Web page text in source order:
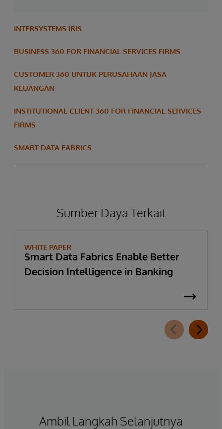
INTERSYSTEMS IRIS
BUSINESS 360 FOR FINANCIAL SERVICES FIRMS
CUSTOMER 360 UNTUK PERUSAHAAN JASA
KEUANGAN
INSTITUTIONAL CLIENT 360 FOR FINANCIAL SERVICES
FIRMS
SMART DATA FABRICS
Sumber Daya Terkait
WHITE PAPER
Smart Data Fabrics Enable Better
Decision Intelligence in Banking
Ambil Langkah Selanjutnya